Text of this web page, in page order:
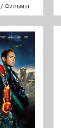
/ Фильмы